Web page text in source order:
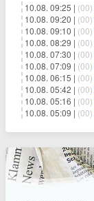
10.08. 09:25 | (00)
10.08. 09:20 | (00)
10.08. 09:10 | (00)
10.08. 08:29 | (00)
10.08. 07:30 | (00)
10.08. 07:09 | (00)
10.08. 06:15 | (00)
10.08. 05:42 | (00)
10.08. 05:16 | (00)
10.08. 05:09 | (00)